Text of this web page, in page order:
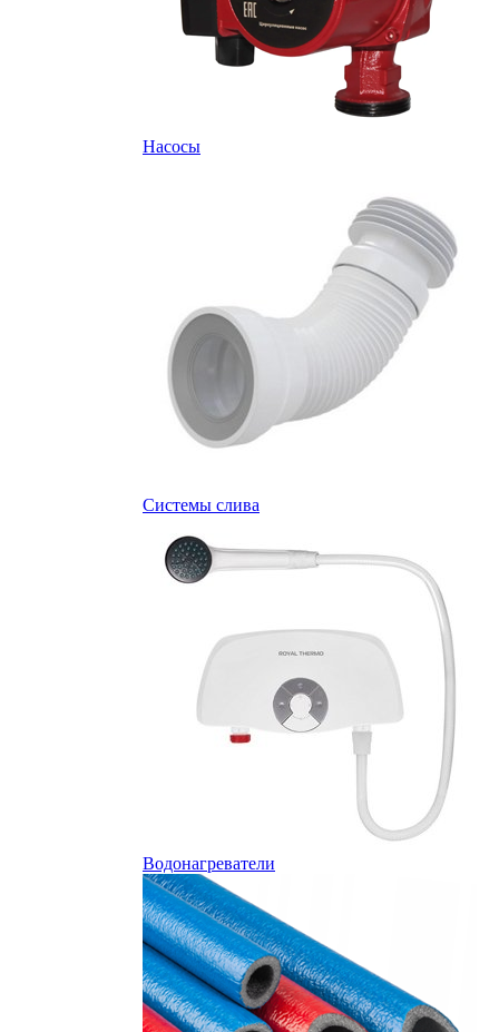
Насосы
Системы слива
Водонагреватели